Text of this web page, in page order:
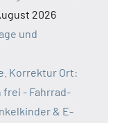
2026
und
Korrektur Ort:
frei - Fahrrad-
& E-